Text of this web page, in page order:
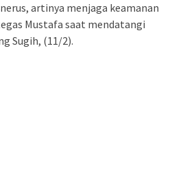
artinya menjaga keamanan
Mustafa saat mendatangi
Sugih, (11/2).